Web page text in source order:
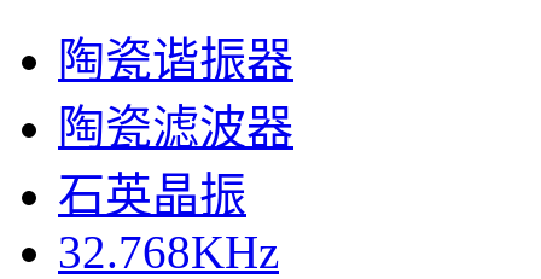
陶瓷谐振器
陶瓷滤波器
石英晶振
32.768KHz